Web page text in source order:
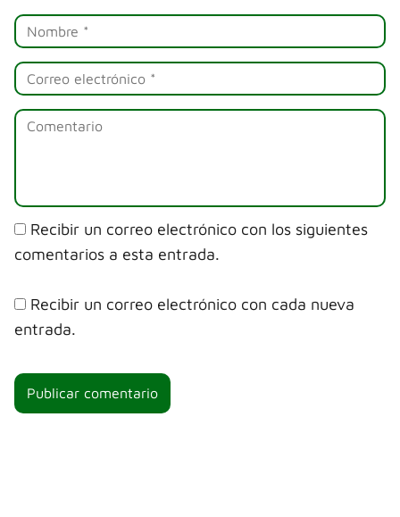
Recibir un correo electrónico con los siguientes
comentarios a esta entrada.
Recibir un correo electrónico con cada nueva
entrada.